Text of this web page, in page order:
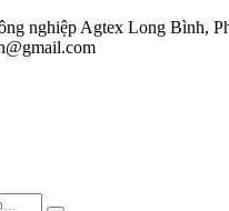
nghiệp Agtex Long Bình,